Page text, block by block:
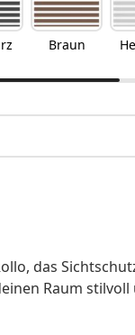
Braun
das
Raum